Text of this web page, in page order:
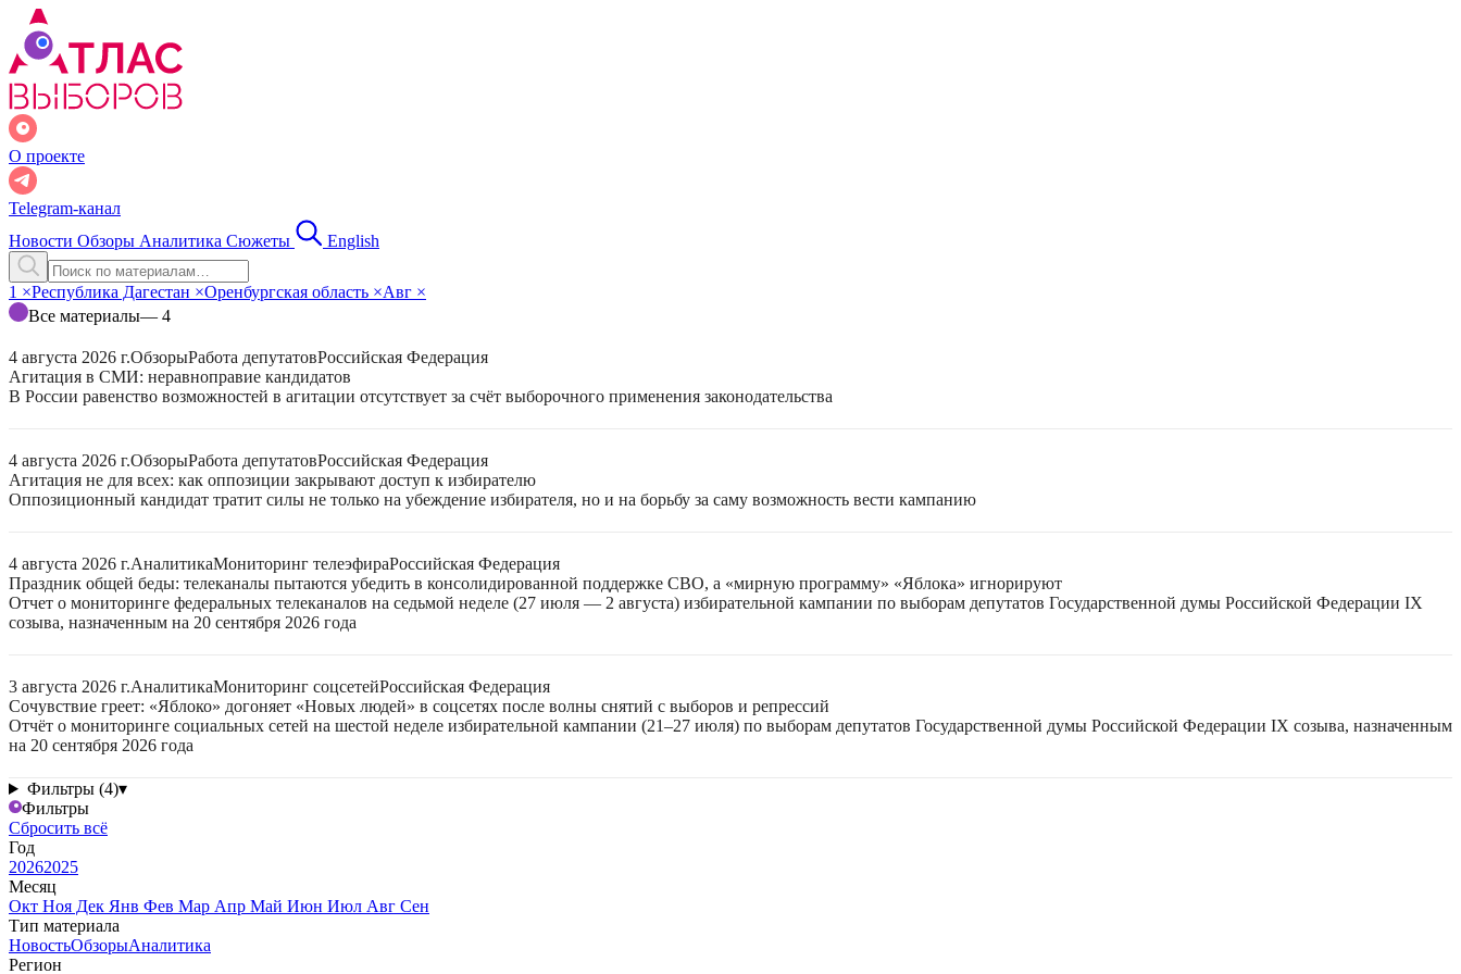
О проекте
Telegram-канал
Новости Обзоры Аналитика Сюжеты English
1 ×Республика Дагестан ×Оренбургская область ×Авг ×
Все материалы— 4
4 августа 2026 г.ОбзорыРабота депутатовРоссийская Федерация
Агитация в СМИ: неравноправие кандидатов
В России равенство возможностей в агитации отсутствует за счёт выборочного применения законодательства
4 августа 2026 г.ОбзорыРабота депутатовРоссийская Федерация
Агитация не для всех: как оппозиции закрывают доступ к избирателю
Оппозиционный кандидат тратит силы не только на убеждение избирателя, но и на борьбу за саму возможность вести кампанию
4 августа 2026 г.АналитикаМониторинг телеэфираРоссийская Федерация
Праздник общей беды: телеканалы пытаются убедить в консолидированной поддержке СВО, а «мирную программу» «Яблока» игнорируют
Отчет о мониторинге федеральных телеканалов на седьмой неделе (27 июля — 2 августа) избирательной кампании по выборам депутатов Государственной думы Российской Федерации IX
созыва, назначенным на 20 сентября 2026 года
3 августа 2026 г.АналитикаМониторинг соцсетейРоссийская Федерация
Сочувствие греет: «Яблоко» догоняет «Новых людей» в соцсетях после волны снятий с выборов и репрессий
Отчёт о мониторинге социальных сетей на шестой неделе избирательной кампании (21–27 июля) по выборам депутатов Государственной думы Российской Федерации IX созыва, назначенным
на 20 сентября 2026 года
Фильтры (4)▾
Фильтры
Сбросить всё
Год
20262025
Месяц
Окт Ноя Дек Янв Фев Мар Апр Май Июн Июл Авг Сен
Тип материала
НовостьОбзорыАналитика
Регион